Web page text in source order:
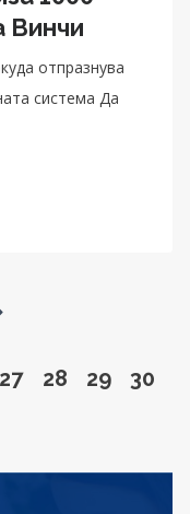
Винчи
отпразнува
система Да
page
Go to page
27 Go to page
28 Go to
29 Go
30
to next page